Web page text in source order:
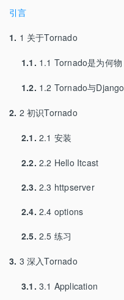
引言
1. 1 关于Tornado
1.1. 1.1 Tornado是为何物
1.2. 1.2 Tornado与Django
2. 2 初识Tornado
2.1. 2.1 安装
2.2. 2.2 Hello Itcast
2.3. 2.3 httpserver
2.4. 2.4 options
2.5. 2.5 练习
3. 3 深入Tornado
3.1. 3.1 Application